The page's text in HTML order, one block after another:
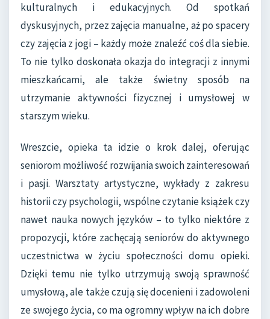
kulturalnych i edukacyjnych. Od spotkań
dyskusyjnych, przez zajęcia manualne, aż po spacery
czy zajęcia z jogi – każdy może znaleźć coś dla siebie.
To nie tylko doskonała okazja do integracji z innymi
mieszkańcami, ale także świetny sposób na
utrzymanie aktywności fizycznej i umysłowej w
starszym wieku.
Wreszcie, opieka ta idzie o krok dalej, oferując
seniorom możliwość rozwijania swoich zainteresowań
i pasji. Warsztaty artystyczne, wykłady z zakresu
historii czy psychologii, wspólne czytanie książek czy
nawet nauka nowych języków – to tylko niektóre z
propozycji, które zachęcają seniorów do aktywnego
uczestnictwa w życiu społeczności domu opieki.
Dzięki temu nie tylko utrzymują swoją sprawność
umysłową, ale także czują się docenieni i zadowoleni
ze swojego życia, co ma ogromny wpływ na ich dobre